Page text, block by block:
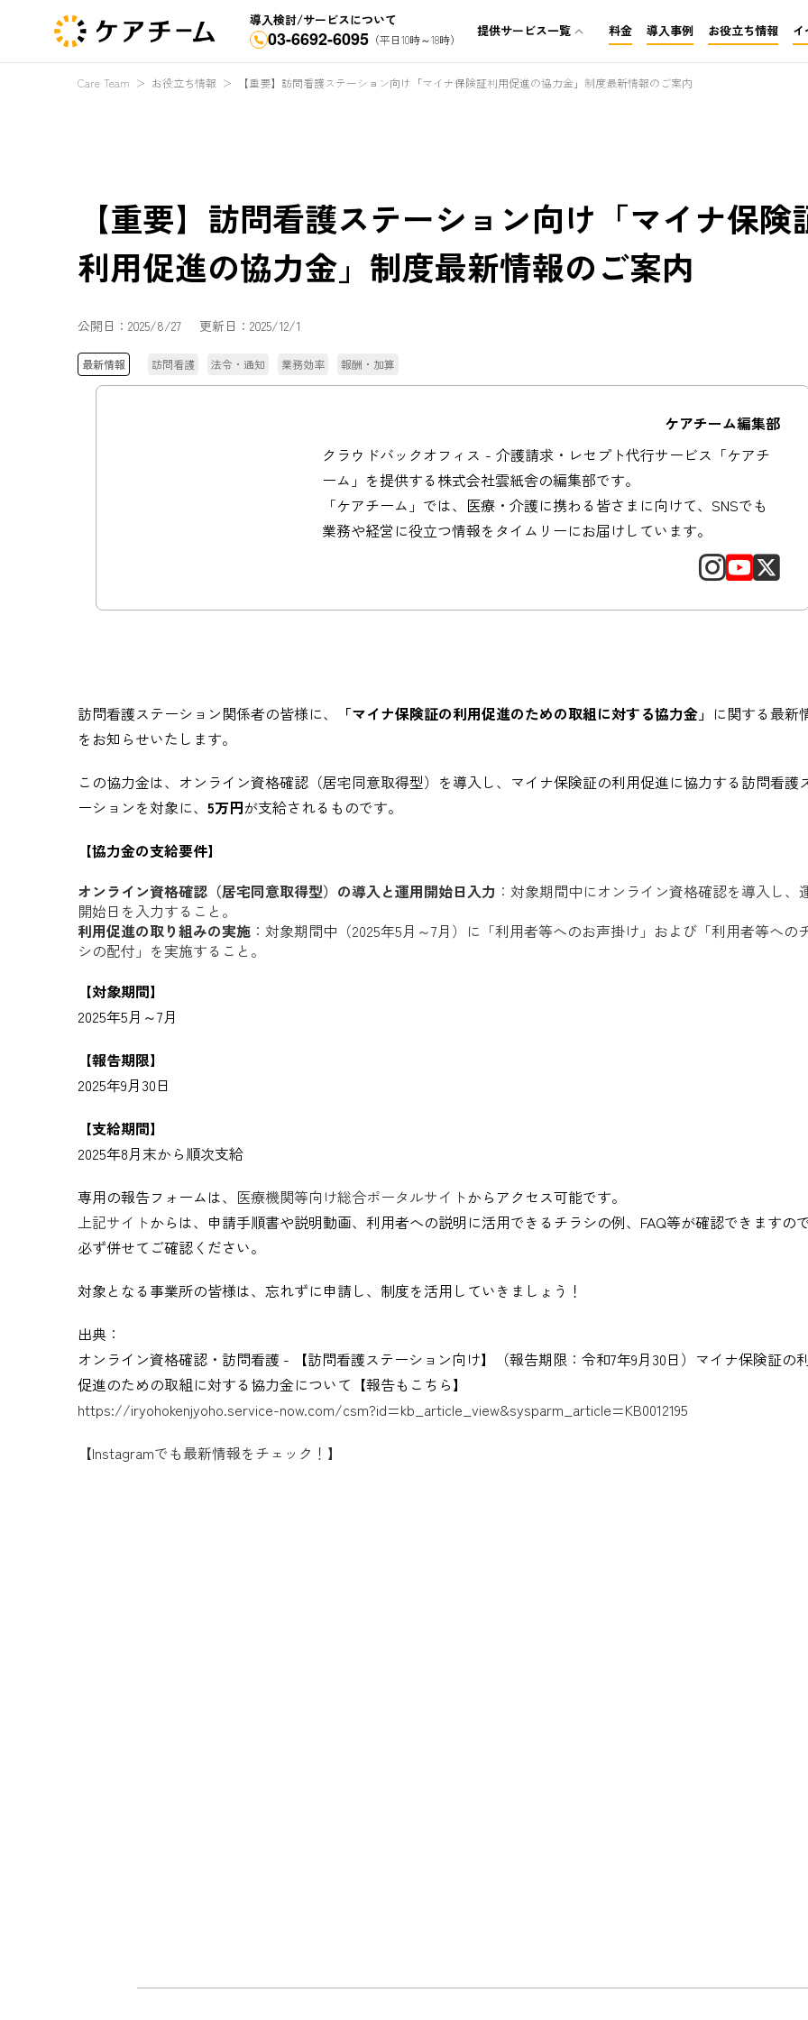
導入検討/サービスについて
03-6692-6095 （平日10時～18時） 提供サービス一覧 expand_less
介護保険レセプト代行
訪問看護レセプト代行
料金 導入事例 お役立ち情報 イ
Care Team ＞ お役立ち情報 ＞ 【重要】訪問看護ステーション向け「マイナ保険証利用促進の協力金」制度最新情報のご案内
【重要】訪問看護ステーション向け「マイナ保険
利用促進の協力金」制度最新情報のご案内
公開日： 2025/8/27 更新日： 2025/12/1
最新情報 訪問看護 法令・通知 業務効率 報酬・加算
ケアチーム編集部
クラウドバックオフィス - 介護請求・レセプト代行サービス「ケアチ
ーム」を提供する株式会社雲紙舎の編集部です。
「ケアチーム」では、医療・介護に携わる皆さまに向けて、SNSでも
業務や経営に役立つ情報をタイムリーにお届けしています。
訪問看護ステーション関係者の皆様に、 「マイナ保険証の利用促進のための取組に対する協力金」 に関する最新
をお知らせいたします。
この協力金は、オンライン資格確認（居宅同意取得型）を導入し、マイナ保険証の利用促進に協力する訪問看護
ーションを対象に、 5万円が支給されるものです。
【協力金の支給要件】
オンライン資格確認（居宅同意取得型）の導入と運用開始日入力 ：対象期間中にオンライン資格確認を導入し、
開始日を入力すること。
利用促進の取り組みの実施 ：対象期間中（2025年5月～7月）に「利用者等へのお声掛け」および「利用者等への
シの配付」を実施すること。
【対象期間】
2025年5月～7月
【報告期限】
2025年9月30日
【支給期間】
2025年8月末から順次支給
専用の報告フォームは、 医療機関等向け総合ポータルサイトからアクセス可能です。
上記サイトからは、申請手順書や説明動画、利用者への説明に活用できるチラシの例、FAQ等が確認できますので
必ず併せてご確認ください。
対象となる事業所の皆様は、忘れずに申請し、制度を活用していきましょう！
出典：
オンライン資格確認・訪問看護 - 【訪問看護ステーション向け】（報告期限：令和7年9月30日）マイナ保険証の
促進のための取組に対する協力金について【報告もこちら】
https://iryohokenjyoho.service-now.com/csm?id=kb_article_view&sysparm_article=KB0012195
【Instagramでも最新情報をチェック！】